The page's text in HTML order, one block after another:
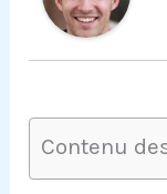
Contenu